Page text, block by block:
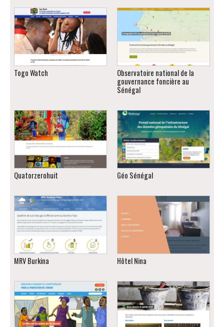
Togo Watch
Observatoire national de la
gouvernance foncière au
Sénégal
Quatorzerohuit Géo Sénégal
MRV Burkina Hôtel Nina